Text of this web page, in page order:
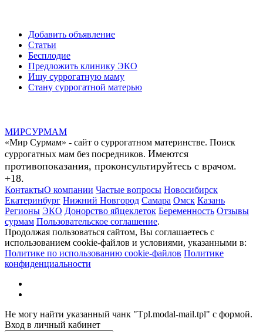
Добавить объявление
Статьи
Бесплодие
Предложить клинику ЭКО
Ищу суррогатную маму
Стану суррогатной матерью
МИРСУРМАМ
«Мир Сурмам» - сайт о суррогатном материнстве. Поиск
суррогатных мам без посредников. Имеются
противопоказания, проконсультируйтесь с врачом.
+18.
КонтактыО компании Частые вопросы Новосибирск
Екатеринбург Нижний Новгород Самара Омск Казань
Регионы ЭКО Донорство яйцеклеток Беременность Отзывы
сурмам Пользовательское соглашение.
Продолжая пользоваться сайтом, Вы соглашаетесь с
использованием cookie-файлов и условиями, указанными в:
Политике по использованию cookie-файлов Политике
конфиденциальности
Не могу найти указанный чанк "Tpl.modal-mail.tpl" с формой.
Вход в личный кабинет